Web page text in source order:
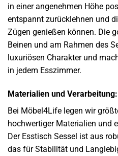
in einer angenehmen Höhe
entspannt zurücklehnen und
Zügen genießen können. Die
Beinen und am Rahmen des
luxuriösen Charakter und
in jedem Esszimmer.
Materialien und
Bei Möbel4Life legen wir
hochwertiger Materialien und
Der Esstisch Sessel ist aus
das für Stabilität und